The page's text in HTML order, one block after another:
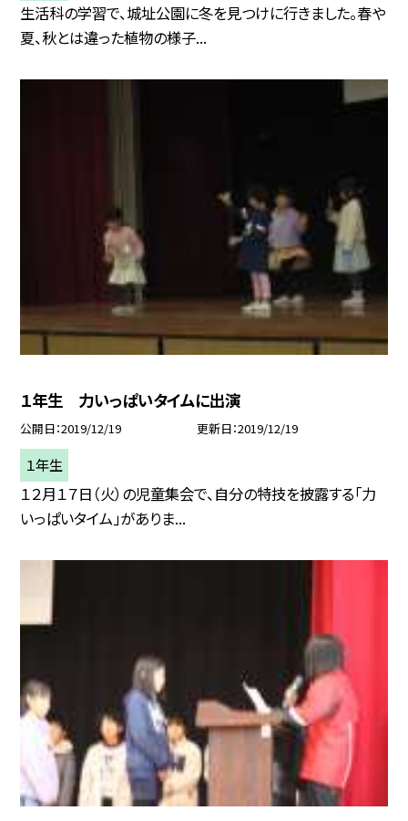
生活科の学習で、城址公園に冬を見つけに行きました。春や
夏、秋とは違った植物の様子...
１年生 力いっぱいタイムに出演
公開日 2019/12/19 更新日 2019/12/19
１年生
１２月１７日（火）の児童集会で、自分の特技を披露する「力
いっぱいタイム」がありま...